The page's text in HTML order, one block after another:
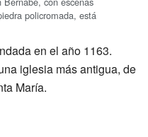
policromada, está
en el año 1163.
iglesia más antigua, de
María.